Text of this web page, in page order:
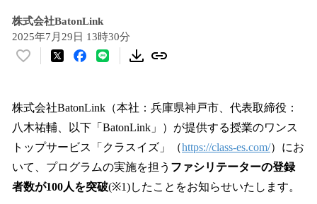
株式会社BatonLink
2025年7月29日 13時30分
い
！
数
を
読
み
込
み
株式会社BatonLink（本社：兵庫県神戸市、代表取締役：
八木祐輔、以下「BatonLink」）が提供する授業のワンス
トップサービス「クラスイズ」（https://class-es.com/）にお
いて、プログラムの実施を担う ファシリテーターの登録
者数が100人を突破(※1)したことをお知らせいたします。